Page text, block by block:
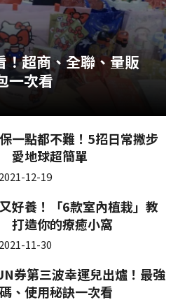
！超商、全聯、量販
一次看
一點都不難！5招日常撇步
愛地球超簡單
2021-12-19
好養！「6款室內植栽」教
打造你的療癒小窩
2021-11-30
券第三波幸運兒出爐！最強
、使用秘訣一次看